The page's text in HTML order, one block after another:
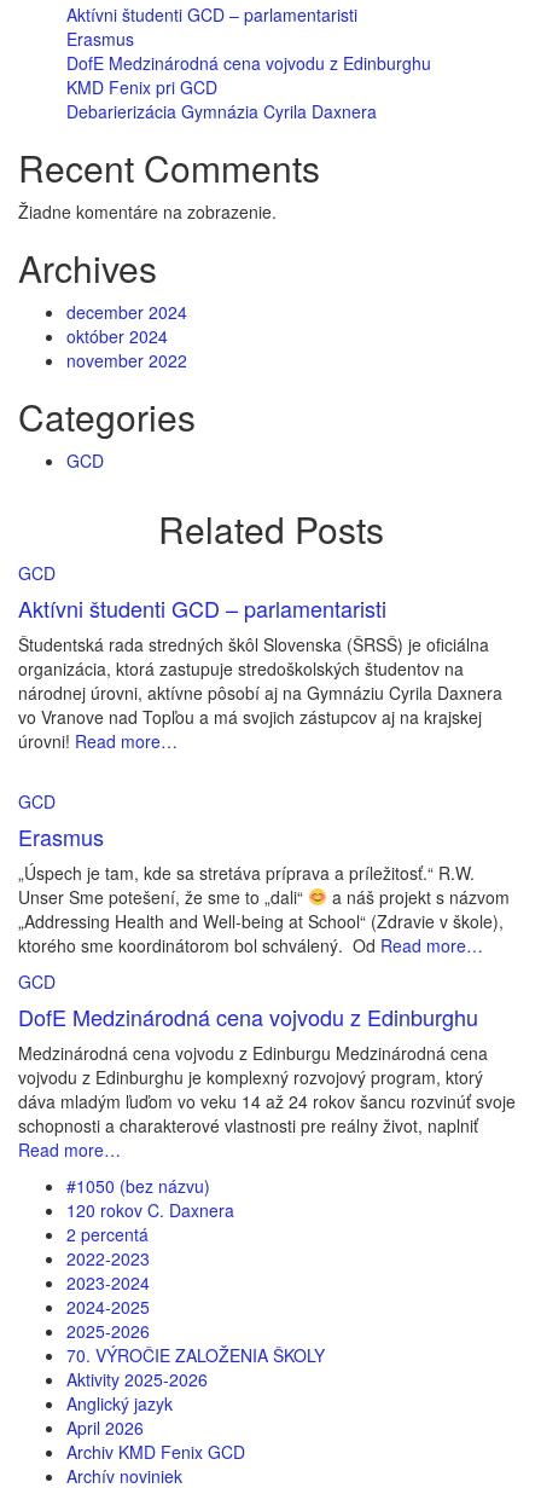
Aktívni študenti GCD – parlamentaristi
Erasmus
DofE Medzinárodná cena vojvodu z Edinburghu
KMD Fenix pri GCD
Debarierizácia Gymnázia Cyrila Daxnera
Recent Comments
Žiadne komentáre na zobrazenie.
Archives
december 2024
október 2024
november 2022
Categories
GCD
Related Posts
GCD
Aktívni študenti GCD – parlamentaristi
Študentská rada stredných škôl Slovenska (ŠRSŠ) je oficiálna
organizácia, ktorá zastupuje stredoškolských študentov na
národnej úrovni, aktívne pôsobí aj na Gymnáziu Cyrila Daxnera
vo Vranove nad Topľou a má svojich zástupcov aj na krajskej
úrovni! Read more…
GCD
Erasmus
„Úspech je tam, kde sa stretáva príprava a príležitosť.“ R.W.
Unser Sme potešení, že sme to „dali“
a náš projekt s názvom
„Addressing Health and Well-being at School“ (Zdravie v škole),
ktorého sme koordinátorom bol schválený. Od Read more…
GCD
DofE Medzinárodná cena vojvodu z Edinburghu
Medzinárodná cena vojvodu z Edinburgu Medzinárodná cena
vojvodu z Edinburghu je komplexný rozvojový program, ktorý
dáva mladým ľuďom vo veku 14 až 24 rokov šancu rozvinúť svoje
schopnosti a charakterové vlastnosti pre reálny život, naplniť
Read more…
#1050 (bez názvu)
120 rokov C. Daxnera
2 percentá
2022-2023
2023-2024
2024-2025
2025-2026
70. VÝROČIE ZALOŽENIA ŠKOLY
Aktivity 2025-2026
Anglický jazyk
April 2026
Archiv KMD Fenix GCD
Archív noviniek